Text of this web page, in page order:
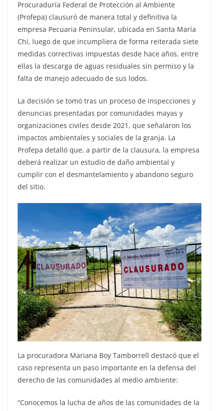
Procuraduría Federal de Protección al Ambiente
(Profepa) clausuró de manera total y definitiva la
empresa Pecuaria Peninsular, ubicada en Santa María
Chi, luego de que incumpliera de forma reiterada siete
medidas correctivas impuestas desde hace años, entre
ellas la descarga de aguas residuales sin permiso y la
falta de manejo adecuado de sus lodos.
La decisión se tomó tras un proceso de inspecciones y
denuncias presentadas por comunidades mayas y
organizaciones civiles desde 2021, que señalaron los
impactos ambientales y sociales de la granja. La
Profepa detalló que, a partir de la clausura, la empresa
deberá realizar un estudio de daño ambiental y
cumplir con el desmantelamiento y abandono seguro
del sitio.
La procuradora Mariana Boy Tamborrell destacó que el
caso representa un paso importante en la defensa del
derecho de las comunidades al medio ambiente:
“Conocemos la lucha de años de las comunidades de la